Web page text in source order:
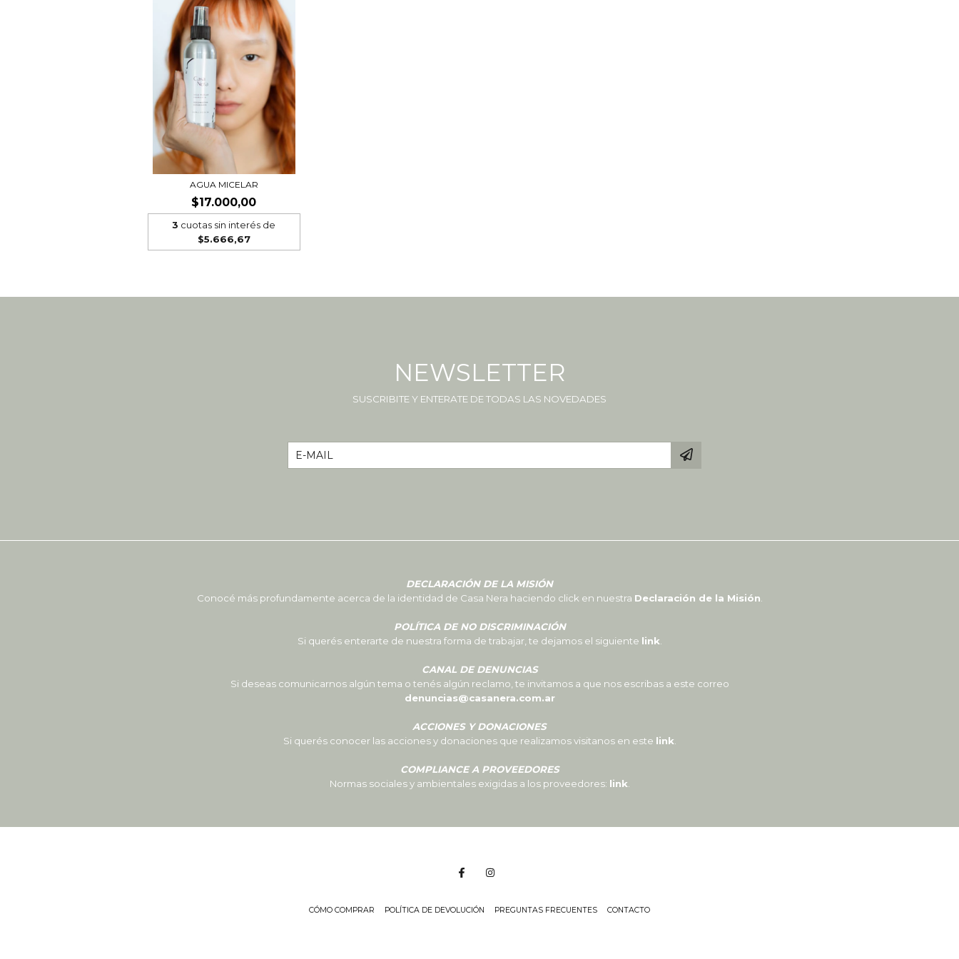
AGUA MICELAR
$17.000,00
3 cuotas sin interés de
$5.666,67
NEWSLETTER
SUSCRIBITE Y ENTERATE DE TODAS LAS NOVEDADES
DECLARACIÓN DE LA MISIÓN
Conocé más profundamente acerca de la identidad de Casa Nera haciendo click en nuestra Declaración de la Misión
POLÍTICA DE NO DISCRIMINACIÓN
Si querés enterarte de nuestra forma de trabajar, te dejamos el siguiente link
CANAL DE DENUNCIAS
Si deseas comunicarnos algún tema o tenés algún reclamo, te invitamos a que nos escribas a este correo
denuncias@casanera.com.ar
ACCIONES Y DONACIONES
Si querés conocer las acciones y donaciones que realizamos visitanos en este link
COMPLIANCE A PROVEEDORES
Normas sociales y ambientales exigidas a los proveedores: link
CÓMO COMPRAR POLÍTICA DE DEVOLUCIÓN PREGUNTAS FRECUENTES CONTACTO